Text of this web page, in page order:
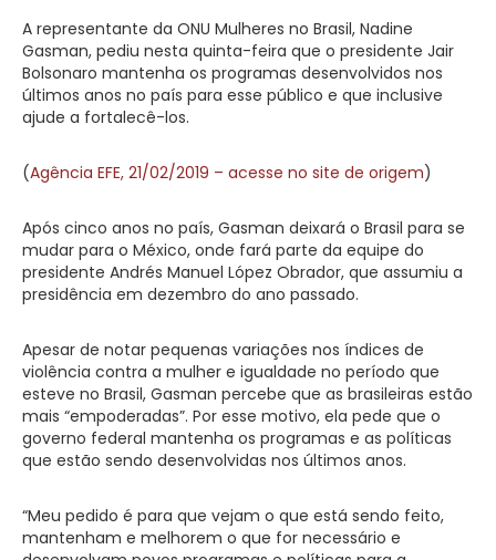
A representante da ONU Mulheres no Brasil, Nadine
Gasman, pediu nesta quinta-feira que o presidente Jair
Bolsonaro mantenha os programas desenvolvidos nos
últimos anos no país para esse público e que inclusive
ajude a fortalecê-los.
(Agência EFE, 21/02/2019 – acesse no site de origem)
Após cinco anos no país, Gasman deixará o Brasil para se
mudar para o México, onde fará parte da equipe do
presidente Andrés Manuel López Obrador, que assumiu a
presidência em dezembro do ano passado.
Apesar de notar pequenas variações nos índices de
violência contra a mulher e igualdade no período que
esteve no Brasil, Gasman percebe que as brasileiras estão
mais “empoderadas”. Por esse motivo, ela pede que o
governo federal mantenha os programas e as políticas
que estão sendo desenvolvidas nos últimos anos.
“Meu pedido é para que vejam o que está sendo feito,
mantenham e melhorem o que for necessário e